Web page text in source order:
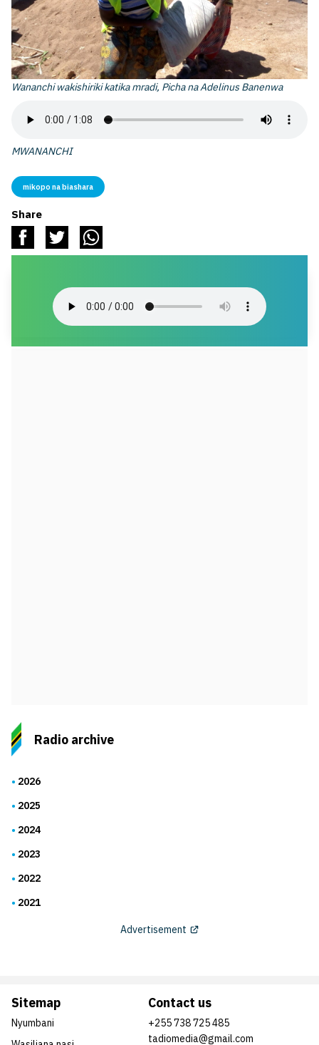
Wananchi wakishiriki katika mradi, Picha na Adelinus Banenwa
MWANANCHI
mikopo na biashara
Share
Radio archive
2026
2025
2024
2023
2022
2021
Advertisement
Sitemap
Nyumbani
Contact us
+255 738 725 485
tadiomedia@gmail.com